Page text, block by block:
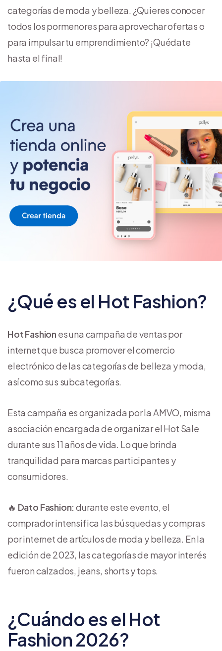
categorías de moda y belleza. ¿Quieres conocer
todos los pormenores para aprovechar ofertas o
para impulsar tu emprendimiento? ¡Quédate
hasta el final!
¿Qué es el Hot Fashion?
Hot Fashion es una campaña de ventas por
internet que busca promover el comercio
electrónico de las categorías de belleza y moda,
así como sus subcategorías.
Esta campaña es organizada por la AMVO, misma
asociación encargada de organizar el Hot Sale
durante sus 11 años de vida. Lo que brinda
tranquilidad para marcas participantes y
consumidores.
🔥 Dato Fashion: durante este evento, el
comprador intensifica las búsquedas y compras
por internet de artículos de moda y belleza. En la
edición de 2023, las categorías de mayor interés
fueron calzados, jeans, shorts y tops.
¿Cuándo es el Hot
Fashion 2026?